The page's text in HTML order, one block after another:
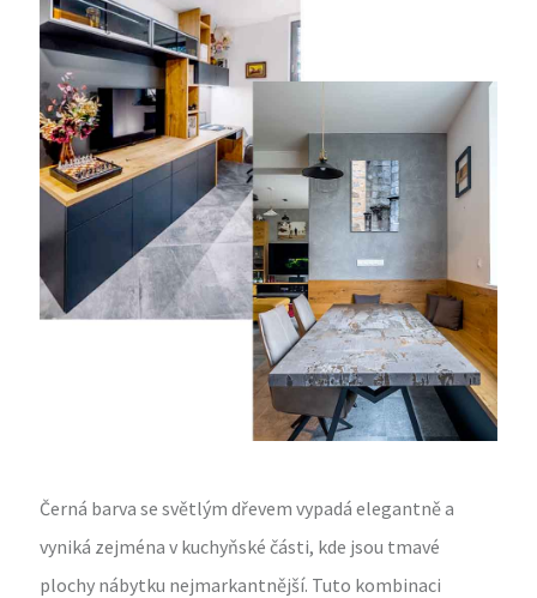
Černá barva se světlým dřevem vypadá elegantně a
vyniká zejména v kuchyňské části, kde jsou tmavé
plochy nábytku nejmarkantnější. Tuto kombinaci